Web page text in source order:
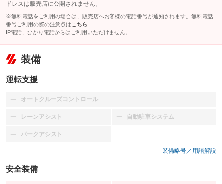
ドレスは販売店に公開されません。
※無料電話をご利用の場合は、販売店へお客様の電話番号が通知されます。無料電話
番号ご利用の際の注意点は こちら
IP電話、ひかり電話からはご利用いただけません。
装備
運転支援
オートクルーズコントロール
：装備なし
レーンアシスト
：装備なし 自動駐車システム
：装備なし
パークアシスト
：装備なし
装備略号／用語解説
安全装備